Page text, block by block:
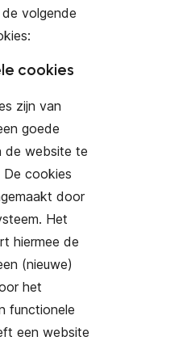
volgende
cookies
zijn van
goede
de website te
De cookies
door
Het
hiermee de
(nieuwe)
het
functionele
een website